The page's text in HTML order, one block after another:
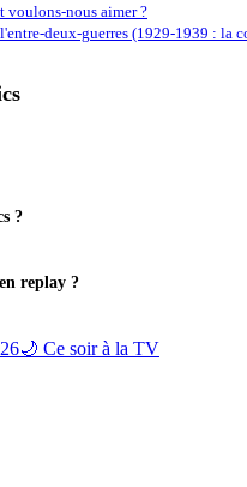
voulons-nous aimer ?
deux-guerres (1929-1939 : la
?
replay ?
🌙 Ce soir à la TV